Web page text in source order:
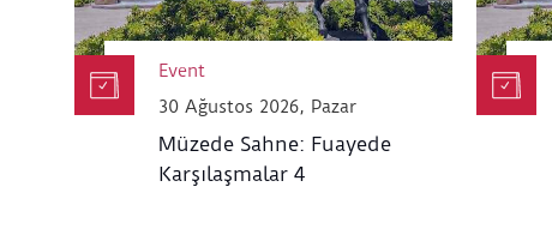
Event
30 Ağustos 2026, Pazar
Müzede Sahne: Fuayede
Karşılaşmalar 4